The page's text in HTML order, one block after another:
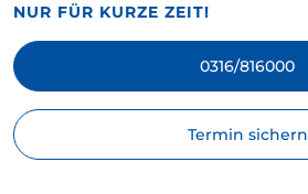
NUR FÜR KURZE ZEIT!
0316/816000
Termin sichern